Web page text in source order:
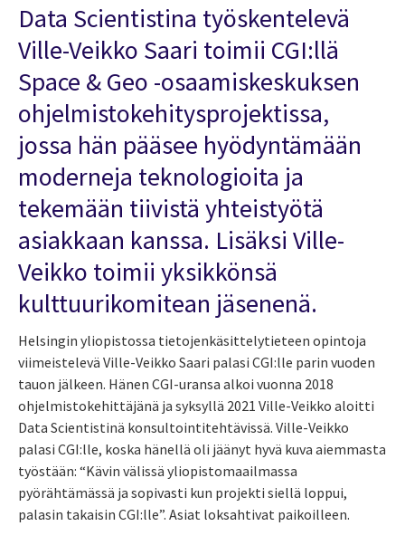
Data Scientistina työskentelevä
Ville-Veikko Saari toimii CGI:llä
Space & Geo -osaamiskeskuksen
ohjelmistokehitysprojektissa,
jossa hän pääsee hyödyntämään
moderneja teknologioita ja
tekemään tiivistä yhteistyötä
asiakkaan kanssa. Lisäksi Ville-
Veikko toimii yksikkönsä
kulttuurikomitean jäsenenä.
Helsingin yliopistossa tietojenkäsittelytieteen opintoja
viimeistelevä Ville-Veikko Saari palasi CGI:lle parin vuoden
tauon jälkeen. Hänen CGI-uransa alkoi vuonna 2018
ohjelmistokehittäjänä ja syksyllä 2021 Ville-Veikko aloitti
Data Scientistinä konsultointitehtävissä. Ville-Veikko
palasi CGI:lle, koska hänellä oli jäänyt hyvä kuva aiemmasta
työstään: “Kävin välissä yliopistomaailmassa
pyörähtämässä ja sopivasti kun projekti siellä loppui,
palasin takaisin CGI:lle”. Asiat loksahtivat paikoilleen.